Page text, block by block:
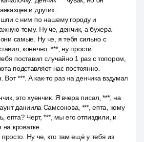
и других.
с ним по нашему городу и
тему. Ну че, денчик, а бухера
они самые. Ну че, я тебя сильно с
конечно. ***, ну прости.
поставил случайно 1 раз с топором,
подставляет нас постоянно.
Вот ***. А как-то раз на денчика вздумал
это хуенчик. Я вчера писал, ***, на
даниила Самсонова, ***, епта, кому
епта? Черт, ***, мы его отпиздили, и
кроватке.
просто. Ну че, кто там ещё у тебя из